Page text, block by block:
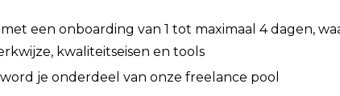
een onboarding van 1 tot maximaal 4 dagen,
kwaliteitseisen en tools
je onderdeel van onze freelance pool